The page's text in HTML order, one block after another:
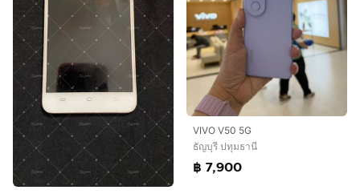
VIVO V50 5G
ธัญบุรี ปทุมธานี
฿ 7,900